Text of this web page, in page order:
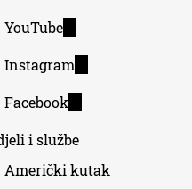
YouTube(link
external)
Instagram(link
external)
Facebook
external)
i službe
Američki kutak